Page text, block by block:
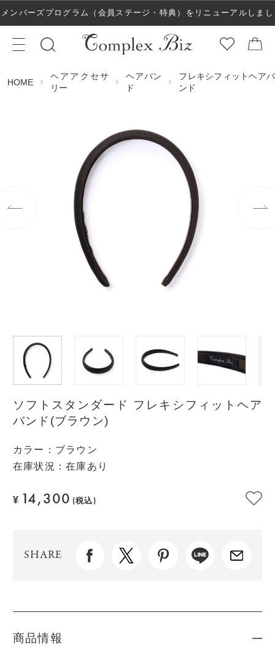
メンバーズプログラム（会員ステージ・特典）をリニューアルしまし
た！
HOME
ヘアアクセサ
リー
ヘアバン
ド
フレキシフィットヘアバ
ンド
ソフトスタンダード フレキシフィットヘア
バンド(ブラウン)
カラー ： ブラウン
在庫状況：在庫あり
¥ 14,300 (税込)
SHARE
商品情報